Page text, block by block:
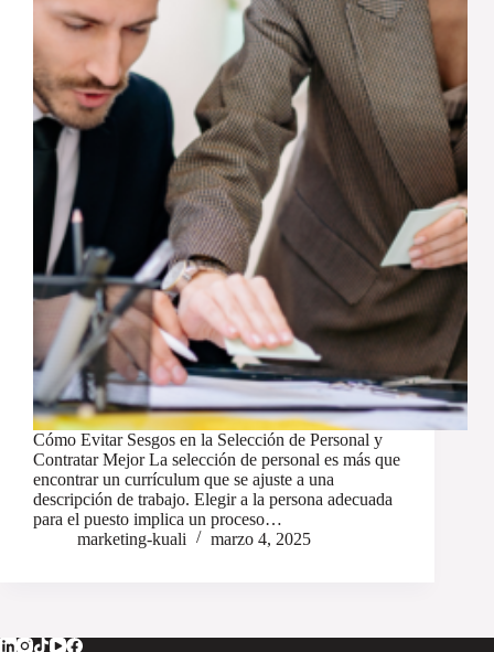
Cómo Evitar Sesgos en la Selección de Personal y
Contratar Mejor La selección de personal es más que
encontrar un currículum que se ajuste a una
descripción de trabajo. Elegir a la persona adecuada
para el puesto implica un proceso…
marketing-kuali
marzo 4, 2025